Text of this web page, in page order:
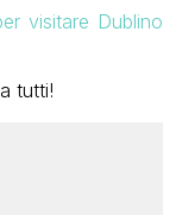
visitare Dublino
tutti!